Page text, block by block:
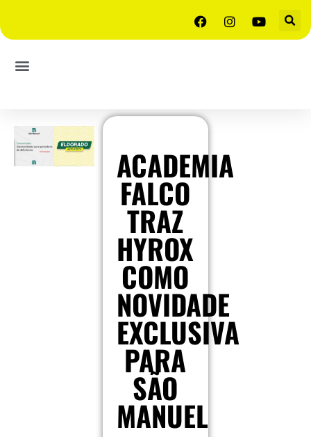
ACADEMIA
FALCO
TRAZ
HYROX
COMO
NOVIDADE
EXCLUSIVA
PARA
SÃO
MANUEL